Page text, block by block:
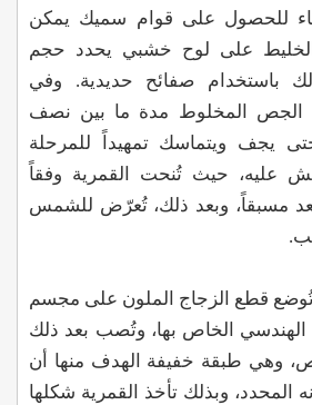
للحصول على قوام سميك يمكن
الخليط على لوح خشبي يحدد حجم
باستخدام صفائح حديدية. وفي
الجص المخلوط مدة ما بين نصف
يجف ويتماسك تمهيداً للمرحلة
عليه، حيث تُنحت القمرية وفقاً
مسبقاً، وبعد ذلك، تُعرّض للشمس
تُوضع قطع الزجاج الملون على مجسم
الهندسي الخاص بها، وتُصب بعد ذلك
وهي طبقة خفيفة الهدف منها أن
المحدد، وبذلك تأخذ القمرية شكلها